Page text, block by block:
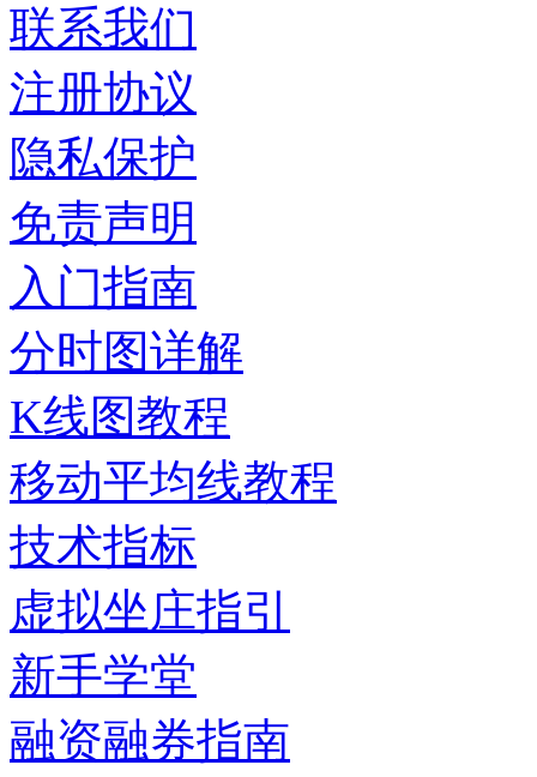
联系我们
注册协议
隐私保护
免责声明
入门指南
分时图详解
K线图教程
移动平均线教程
技术指标
虚拟坐庄指引
新手学堂
融资融券指南